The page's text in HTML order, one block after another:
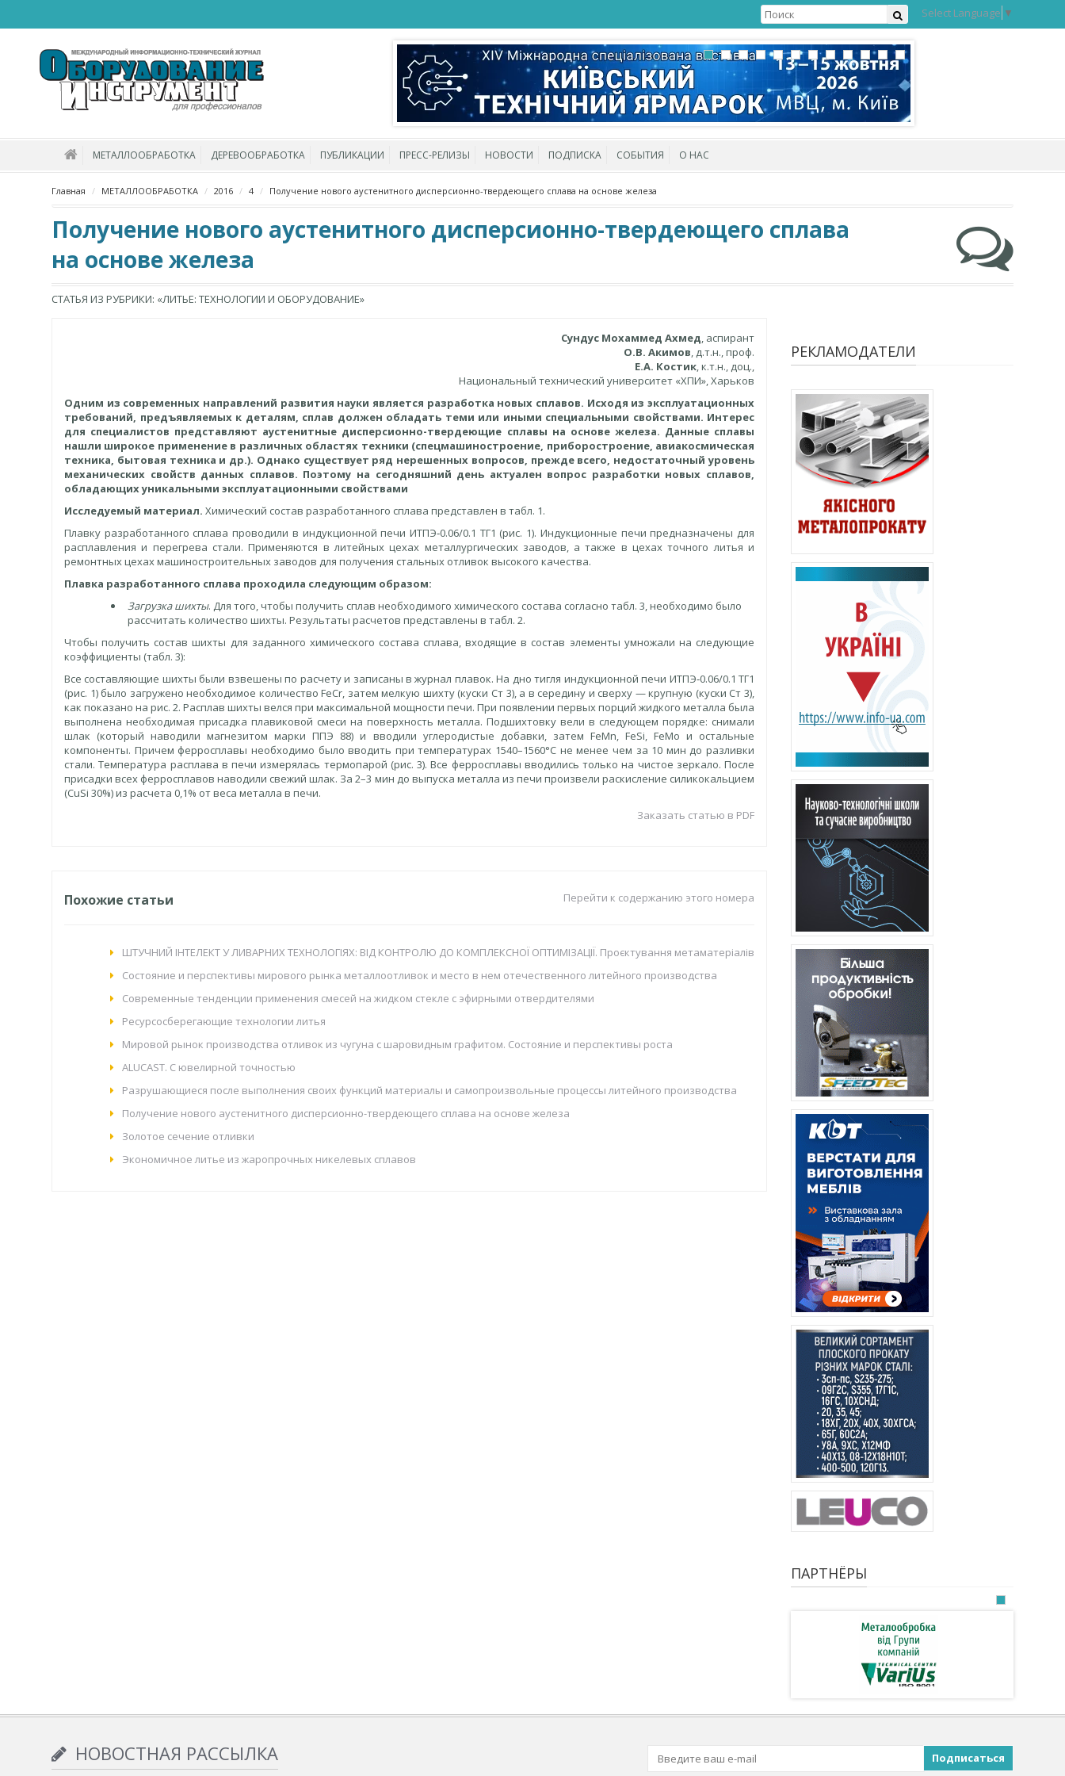
Select Language ▼
МЕТАЛЛООБРАБОТКА ДЕРЕВООБРАБОТКА ПУБЛИКАЦИИ ПРЕСС-РЕЛИЗЫ НОВОСТИ ПОДПИСКА СОБЫТИЯ О НАС
Главная МЕТАЛЛООБРАБОТКА 2016 4 Получение нового аустенитного дисперсионно-твердеющего сплава на основе железа
Получение нового аустенитного дисперсионно-твердеющего сплава
на основе железа
СТАТЬЯ ИЗ РУБРИКИ: «ЛИТЬЕ: ТЕХНОЛОГИИ И ОБОРУДОВАНИЕ»
Сундус Мохаммед Ахмед, аспирант
О.В. Акимов, д.т.н., проф.
Е.А. Костик, к.т.н., доц.,
Национальный технический университет «ХПИ», Харьков
Одним из современных направлений развития науки является разработка новых сплавов. Исходя из эксплуатационных
требований, предъявляемых к деталям, сплав должен обладать теми или иными специальными свойствами. Интерес
для специалистов представляют аустенитные дисперсионно-твердеющие сплавы на основе железа. Данные сплавы
нашли широкое применение в различных областях техники (спецмашиностроение, приборостроение, авиакосмическая
техника, бытовая техника и др.). Однако существует ряд нерешенных вопросов, прежде всего, недостаточный уровень
механических свойств данных сплавов. Поэтому на сегодняшний день актуален вопрос разработки новых сплавов,
обладающих уникальными эксплуатационными свойствами
Исследуемый материал. Химический состав разработанного сплава представлен в табл. 1.
Плавку разработанного сплава проводили в индукционной печи ИТПЭ‑0.06/0.1 ТГ1 (рис. 1). Индукционные печи предназначены для
расплавления и перегрева стали. Применяются в литейных цехах металлургических заводов, а также в цехах точного литья и
ремонтных цехах машиностроительных заводов для получения стальных отливок высокого качества.
Плавка разработанного сплава проходила следующим образом:
Загрузка шихты. Для того, чтобы получить сплав необходимого химического состава согласно табл. 3, необходимо было
рассчитать количество шихты. Результаты расчетов представлены в табл. 2.
Чтобы получить состав шихты для заданного химического состава сплава, входящие в состав элементы умножали на следующие
коэффициенты (табл. 3):
Все составляющие шихты были взвешены по расчету и записаны в журнал плавок. На дно тигля индукционной печи ИТПЭ‑0.06/0.1 ТГ1
(рис. 1) было загружено необходимое количество FeCr, затем мелкую шихту (куски Ст 3), а в середину и сверху — крупную (куски Ст 3),
как показано на рис. 2. Расплав шихты велся при максимальной мощности печи. При появлении первых порций жидкого металла была
выполнена необходимая присадка плавиковой смеси на поверхность металла. Подшихтовку вели в следующем порядке: снимали
шлак (который наводили магнезитом марки ППЭ 88) и вводили углеродистые добавки, затем FeMn, FeSi, FeMo и остальные
компоненты. Причем ферросплавы необходимо было вводить при температурах 1540–1560°C не менее чем за 10 мин до разливки
стали. Температура расплава в печи измерялась термопарой (рис. 3). Все ферросплавы вводились только на чистое зеркало. После
присадки всех ферросплавов наводили свежий шлак. За 2–3 мин до выпуска металла из печи произвели раскисление силикокальцием
(CuSi 30%) из расчета 0,1% от веса металла в печи.
Заказать статью в PDF
Похожие статьи Перейти к содержанию этого номера
ШТУЧНИЙ ІНТЕЛЕКТ У ЛИВАРНИХ ТЕХНОЛОГІЯХ: ВІД КОНТРОЛЮ ДО КОМПЛЕКСНОЇ ОПТИМІЗАЦІЇ. Проєктування метаматеріалів
Состояние и перспективы мирового рынка металлоотливок и место в нем отечественного литейного производства
Современные тенденции применения смесей на жидком стекле с эфирными отвердителями
Ресурсосберегающие технологии литья
Мировой рынок производства отливок из чугуна с шаровидным графитом. Состояние и перспективы роста
ALUCAST. С ювелирной точностью
Разрушающиеся после выполнения своих функций материалы и самопроизвольные процессы литейного производства
Получение нового аустенитного дисперсионно-твердеющего сплава на основе железа
Золотое сечение отливки
Экономичное литье из жаропрочных никелевых сплавов
РЕКЛАМОДАТЕЛИ
ПАРТНЁРЫ
НОВОСТНАЯ РАССЫЛКА